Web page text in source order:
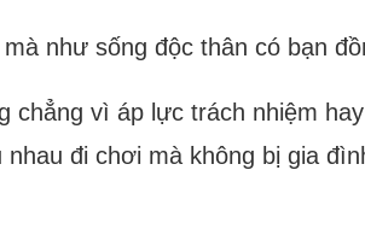
như sống độc thân có bạn
vì áp lực trách nhiệm
đi chơi mà không bị gia